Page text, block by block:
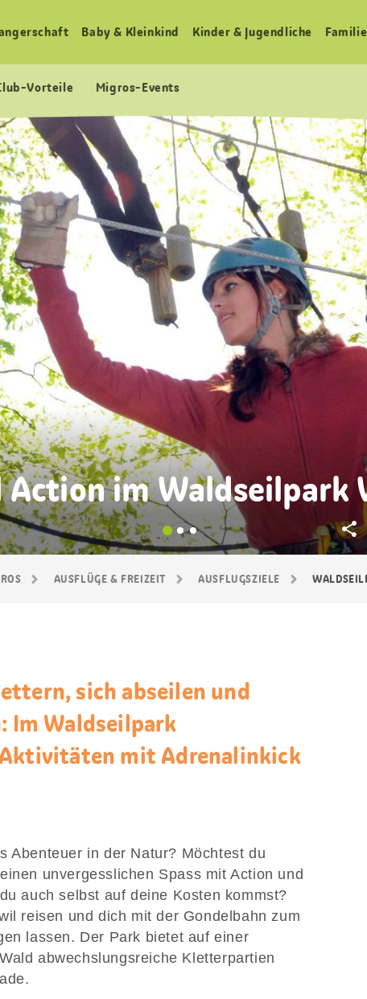
Baby & Kleinkind Kinder & Jugendliche
Vorteile Migros-Events
AUSFLÜGE & FREIZEIT AUSFLUGSZIELE
im Waldseilpark
sich abseilen und
Im Waldseilpark
mit Adrenalinkick
Abenteuer in der Natur? Möchtest du
unvergesslichen Spass mit Action und
auch selbst auf deine Kosten kommst?
reisen und dich mit der Gondelbahn zum
lassen. Der Park bietet auf einer
abwechslungsreiche Kletterpartien